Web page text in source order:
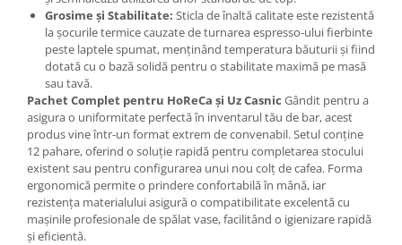
Grosime și Stabilitate: Sticla de înaltă calitate este rezistentă
la șocurile termice cauzate de turnarea espresso-ului fierbinte
peste laptele spumat, menținând temperatura băuturii și fiind
dotată cu o bază solidă pentru o stabilitate maximă pe masă
sau tavă.
Pachet Complet pentru HoReCa și Uz Casnic Gândit pentru a
asigura o uniformitate perfectă în inventarul tău de bar, acest
produs vine într-un format extrem de convenabil. Setul conține
12 pahare, oferind o soluție rapidă pentru completarea stocului
existent sau pentru configurarea unui nou colț de cafea. Forma
ergonomică permite o prindere confortabilă în mână, iar
rezistența materialului asigură o compatibilitate excelentă cu
mașinile profesionale de spălat vase, facilitând o igienizare rapidă
și eficientă.